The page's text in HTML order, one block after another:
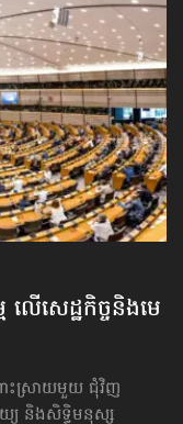
លើសេដ្ឋកិច្ច​និងមេ
ះស្រាយមួយ ជុំវិញ
យ និងសិទ្ធិមនុស្ស